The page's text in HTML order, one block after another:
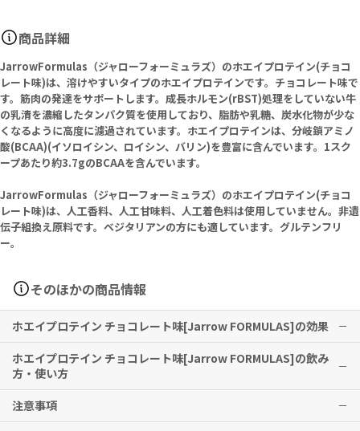
商品詳細
JarrowFormulas（ジャローフォーミュラズ）のホエイプロテイン(チョコ
レート味)は、溶けやすいタイプのホエイプロテインです。チョコレート味で
す。筋肉の発達をサポートします。成長ホルモン(rBST)処理をしていない牛
の乳清を濃縮したタンパク質を使用しており、脂肪や乳糖、炭水化物が少な
くなるように高度に濾過されています。ホエイプロテインは、分岐鎖アミノ
酸(BCAA)(イソロイシン、ロイシン、バリン)を豊富に含んでいます。1スク
ープあたり約3.7gのBCAAを含んでいます。
JarrowFormulas（ジャローフォーミュラズ）のホエイプロテイン(チョコ
レート味)は、人工香料、人工甘味料、人工着色料は使用していません。非遺
伝子組換え原料です。ベジタリアンの方にも適しています。グルテンフリ
ー。
そのほかの商品情報
ホエイプロテイン チョコレート味[Jarrow FORMULAS]の効果
筋肉の発達をサポートします。
※有用性には個人差がありますことを予めご了承ください。
ホエイプロテイン チョコレート味[Jarrow FORMULAS]の飲み
方・使い方
本品1スクープを、118～177mlの水、豆乳、ジュース、またはお好み
の飲み物に混ぜてください。
注意事項